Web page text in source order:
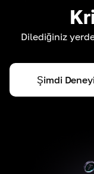
Dilediğiniz
Şimdi